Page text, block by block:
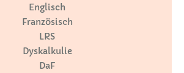
Englisch
Französisch
LRS
Dyskalkulie
DaF